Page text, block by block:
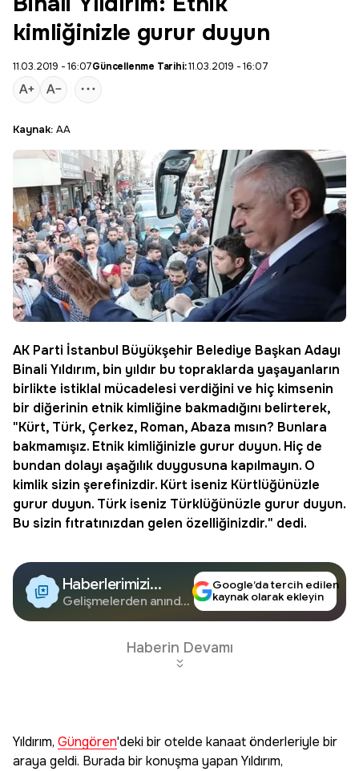
kimliğinizle gurur duyun
11.03.2019 - 16:07Güncellenme Tarihi:11.03.2019 - 16:07
Kaynak: AA
AK Parti İstanbul Büyükşehir Belediye Başkan Adayı
Binali Yıldırım, bin yıldır bu topraklarda yaşayanların
birlikte istiklal mücadelesi verdiğini ve hiç kimsenin
bir diğerinin etnik kimliğine bakmadığını belirterek,
"Kürt, Türk, Çerkez, Roman, Abaza mısın? Bunlara
bakmamışız. Etnik kimliğinizle gurur duyun. Hiç de
bundan dolayı aşağılık duygusuna kapılmayın. O
kimlik sizin şerefinizdir. Kürt iseniz Kürtlüğünüzle
gurur duyun. Türk iseniz Türklüğünüzle gurur duyun.
Bu sizin fıtratınızdan gelen özelliğinizdir." dedi.
Haberlerimizi
Google'da Takip
Edin
Gelişmelerden anında
Google’da tercih edilen
kaynak olarak ekleyin
Haberin Devamı
Yıldırım, Güngören'deki bir otelde kanaat önderleriyle bir
araya geldi. Burada bir konuşma yapan Yıldırım,